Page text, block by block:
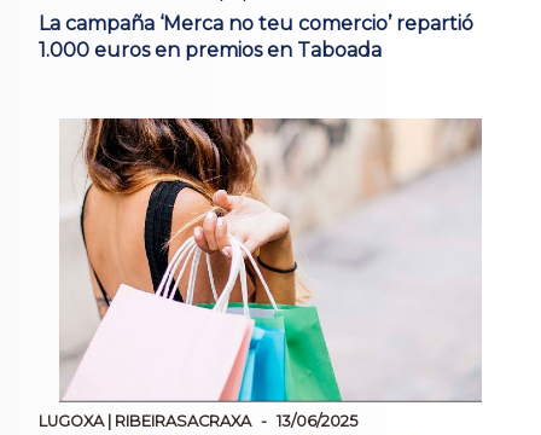
La campaña ‘Merca no teu comercio’ repartió
1.000 euros en premios en Taboada
LUGOXA | RIBEIRASACRAXA 13/06/2025